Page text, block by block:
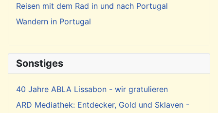
Reisen mit dem Rad in und nach Portugal
Wandern in Portugal
Sonstiges
40 Jahre ABLA Lissabon - wir gratulieren
ARD Mediathek: Entdecker, Gold und Sklaven -